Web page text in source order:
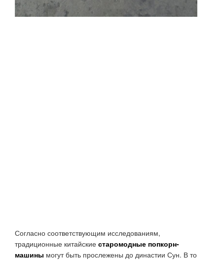
Согласно соответствующим исследованиям,
традиционные китайские старомодные попкорн-
машины могут быть прослежены до династии Сун. В то